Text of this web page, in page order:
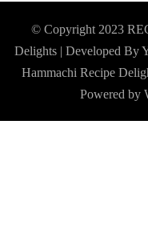
© Copyright 2023
Delights | Developed By
Hammachi Recipe
Powered by